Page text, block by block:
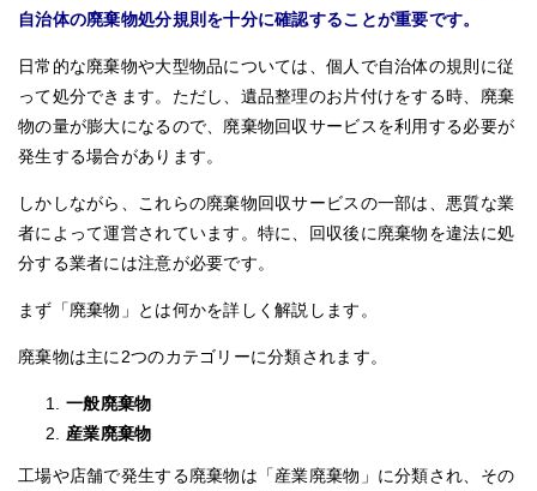
自治体の廃棄物処分規則を十分に確認することが重要です。
日常的な廃棄物や大型物品については、個人で自治体の規則に従
って処分できます。ただし、遺品整理のお片付けをする時、廃棄
物の量が膨大になるので、廃棄物回収サービスを利用する必要が
発生する場合があります。
しかしながら、これらの廃棄物回収サービスの一部は、悪質な業
者によって運営されています。特に、回収後に廃棄物を違法に処
分する業者には注意が必要です。
まず「廃棄物」とは何かを詳しく解説します。
廃棄物は主に2つのカテゴリーに分類されます。
一般廃棄物
産業廃棄物
工場や店舗で発生する廃棄物は「産業廃棄物」に分類され、その